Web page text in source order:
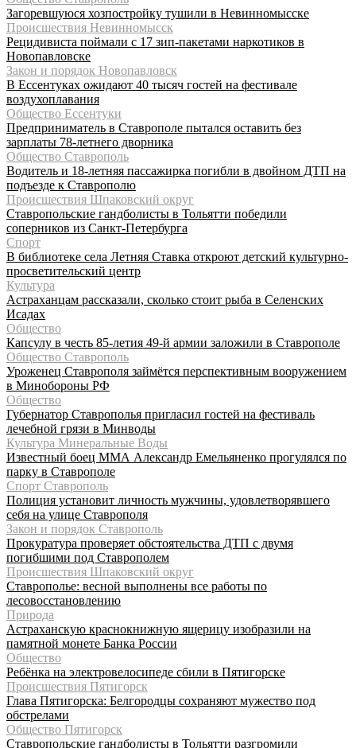
Загоревшуюся хозпостройку тушили в Невинномысске
Происшествия Невинномысск
Рецидивиста поймали с 17 зип-пакетами наркотиков в
Новопавловске
Закон и порядок Новопавловск
В Ессентуках ожидают 40 тысяч гостей на фестивале
воздухоплавания
Общество Ессентуки
Предприниматель в Ставрополе пытался оставить без
зарплаты 78-летнего дворника
Общество Ставрополь
Водитель и 18-летняя пассажирка погибли в двойном ДТП на
подъезде к Ставрополю
Происшествия Шпаковский округ
Ставропольские гандболисты в Тольятти победили
соперников из Санкт-Петербурга
Спорт
В библиотеке села Летняя Ставка откроют детский культурно-
просветительский центр
Культура
Астраханцам рассказали, сколько стоит рыба в Селенских
Исадах
Общество
Капсулу в честь 85-летия 49-й армии заложили в Ставрополе
Общество Ставрополь
Уроженец Ставрополя займётся перспективным вооружением
в Минобороны РФ
Общество
Губернатор Ставрополья пригласил гостей на фестиваль
лечебной грязи в Минводы
Культура Минеральные Воды
Известный боец ММА Александр Емельяненко прогулялся по
парку в Ставрополе
Спорт Ставрополь
Полиция установит личность мужчины, удовлетворявшего
себя на улице Ставрополя
Закон и порядок Ставрополь
Прокуратура проверяет обстоятельства ДТП с двумя
погибшими под Ставрополем
Происшествия Шпаковский округ
Ставрополье: весной выполнены все работы по
лесовосстановлению
Природа
Астраханскую краснокнижную ящерицу изобразили на
памятной монете Банка России
Общество
Ребёнка на электровелосипеде сбили в Пятигорске
Происшествия Пятигорск
Глава Пятигорска: Белгородцы сохраняют мужество под
обстрелами
Общество Пятигорск
Ставропольские гандболисты в Тольятти разгромили